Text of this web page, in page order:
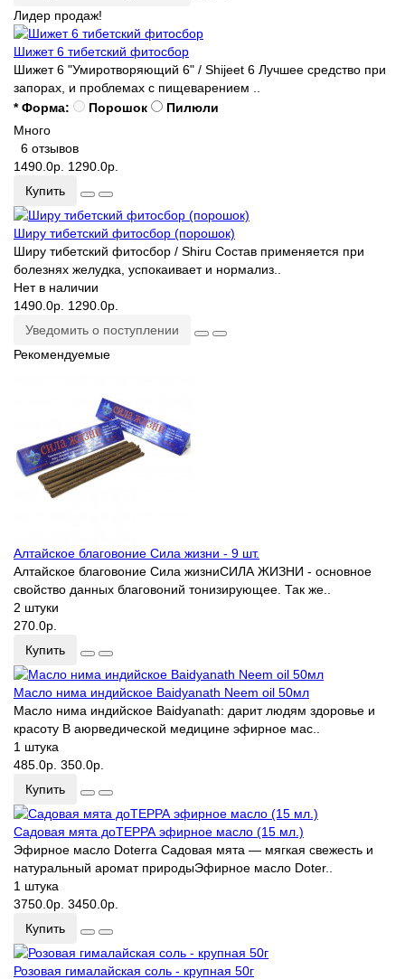
Лидер продаж!
Шижет 6 тибетский фитосбор
Шижет 6 "Умиротворяющий 6" / Shijeet 6 Лучшее средство при
запорах, и проблемах с пищеварением ..
* Форма:
Порошок
Пилюли
Много
6 отзывов
1490.0р. 1290.0р.
Купить
Ширу тибетский фитосбор (порошок)
Ширу тибетский фитосбор / Shiru Состав применяется при
болезнях желудка, успокаивает и нормализ..
Нет в наличии
1490.0р. 1290.0р.
Уведомить о поступлении
Рекомендуемые
Алтайское благовоние Сила жизни - 9 шт.
Алтайское благовоние Сила жизниСИЛА ЖИЗНИ - основное
свойство данных благовоний тонизирующее. Так же..
2 штуки
270.0р.
Купить
Масло нима индийское Baidyanath Neem oil 50мл
Масло нима индийское Baidyanath: дарит людям здоровье и
красоту В аюрведической медицине эфирное мас..
1 штука
485.0р. 350.0р.
Купить
Садовая мята доТЕРРА эфирное масло (15 мл.)
Эфирное масло Doterra Садовая мята — мягкая свежесть и
натуральный аромат природыЭфирное масло Doter..
1 штука
3750.0р. 3450.0р.
Купить
Розовая гималайская соль - крупная 50г